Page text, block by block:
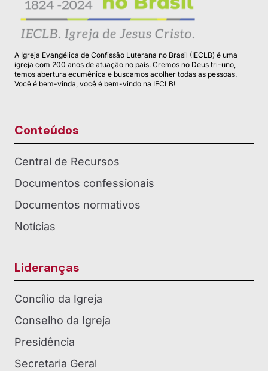
A Igreja Evangélica de Confissão Luterana no Brasil (IECLB) é uma
igreja com 200 anos de atuação no país. Cremos no Deus tri-uno,
temos abertura ecumênica e buscamos acolher todas as pessoas.
Você é bem-vinda, você é bem-vindo na IECLB!
Conteúdos
Central de Recursos
Documentos confessionais
Documentos normativos
Notícias
Lideranças
Concílio da Igreja
Conselho da Igreja
Presidência
Secretaria Geral